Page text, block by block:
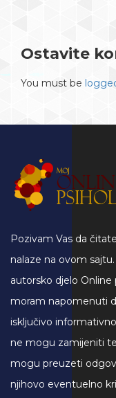
Ostavite
You must be
Pozivam Vas da
nalaze na ovom
autorsko djelo Online
moram napomenuti
isključivo
ne mogu zamijeniti
mogu preuzeti
njihovo eventuelno